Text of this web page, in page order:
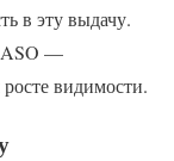
в эту выдачу.
ASO —
видимости.